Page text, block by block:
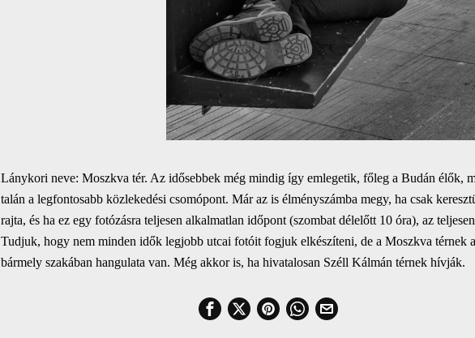
Lánykori neve: Moszkva tér. Az idősebbek még mindig így emlegetik, főleg a Budán élők,
talán a legfontosabb közlekedési csomópont. Már az is élményszámba megy, ha csak
rajta, és ha ez egy fotózásra teljesen alkalmatlan időpont (szombat délelőtt 10 óra), az
Tudjuk, hogy nem minden idők legjobb utcai fotóit fogjuk elkészíteni, de a Moszkva térnek
bármely szakában hangulata van. Még akkor is, ha hivatalosan Széll Kálmán térnek hívják.